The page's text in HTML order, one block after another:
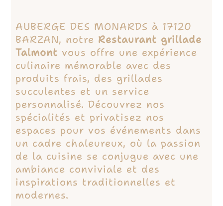
AUBERGE DES MONARDS à 17120
BARZAN, notre Restaurant grillade
Talmont vous offre une expérience
culinaire mémorable avec des
produits frais, des grillades
succulentes et un service
personnalisé. Découvrez nos
spécialités et privatisez nos
espaces pour vos événements dans
un cadre chaleureux, où la passion
de la cuisine se conjugue avec une
ambiance conviviale et des
inspirations traditionnelles et
modernes.